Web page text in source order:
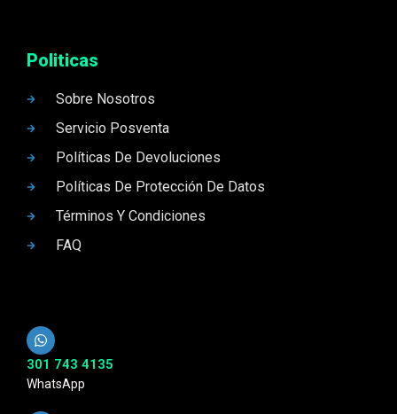
Politicas
Sobre Nosotros
Servicio Posventa
Políticas De Devoluciones
Políticas De Protección De Datos
Términos Y Condiciones
FAQ
301 743 4135
WhatsApp